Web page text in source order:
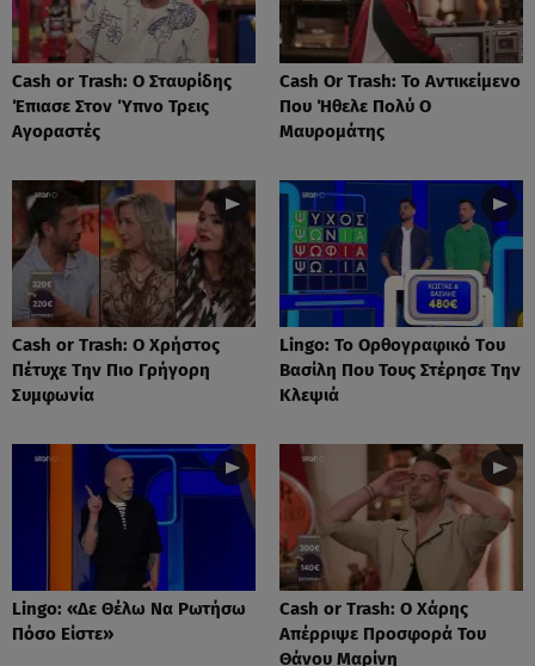
Cash or Trash: Ο Σταυρίδης
Έπιασε Στον Ύπνο Τρεις
Αγοραστές
Cash Or Trash: Το Αντικείμενο
Που Ήθελε Πολύ Ο
Μαυρομάτης
Cash or Trash: Ο Χρήστος
Πέτυχε Την Πιο Γρήγορη
Συμφωνία
Lingo: Το Oρθογραφικό Tου
Βασίλη Που Τους Στέρησε Την
Κλεψιά
Lingo: «Δε Θέλω Να Ρωτήσω
Πόσο Είστε»
Cash or Trash: Ο Χάρης
Απέρριψε Προσφορά Του
Θάνου Μαρίνη